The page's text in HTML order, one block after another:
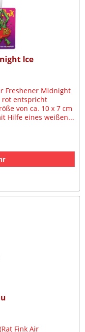
Ice
Freshener Midnight
rot entspricht
von ca. 10 x 7 cm
Hilfe eines weißen...
Fink Air